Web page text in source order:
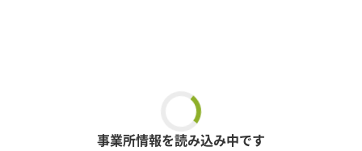
事業所情報を読み込み中です